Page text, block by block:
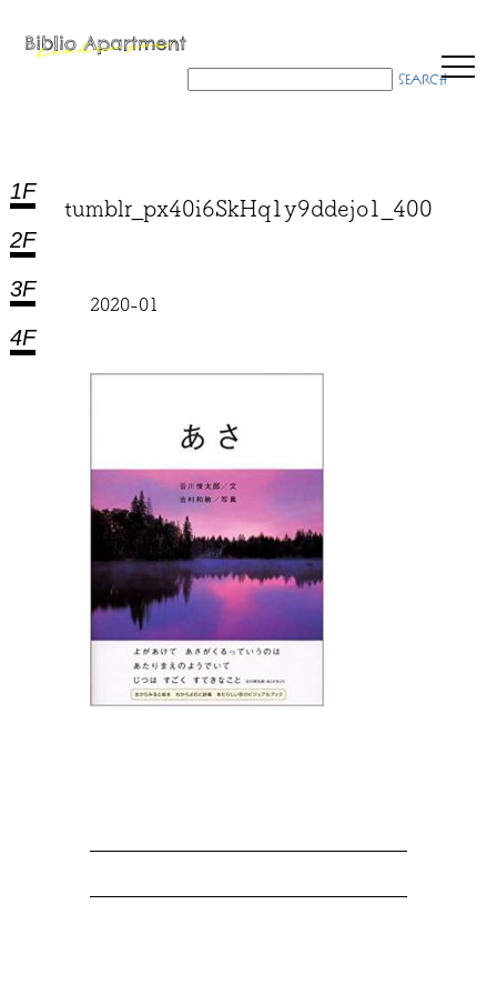
1F
2F
3F
4F
tumblr_px40i6SkHq1y9ddejo1_400
2020-01